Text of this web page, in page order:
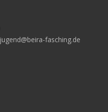
jugend@beira-fasching.de